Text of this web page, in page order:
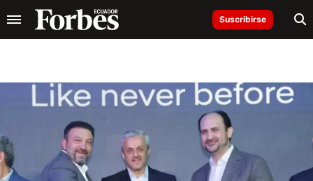
Suscribirse